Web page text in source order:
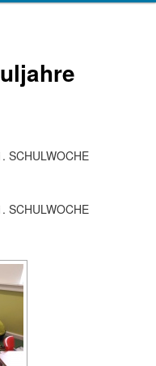
SCHULWOCHE
SCHULWOCHE